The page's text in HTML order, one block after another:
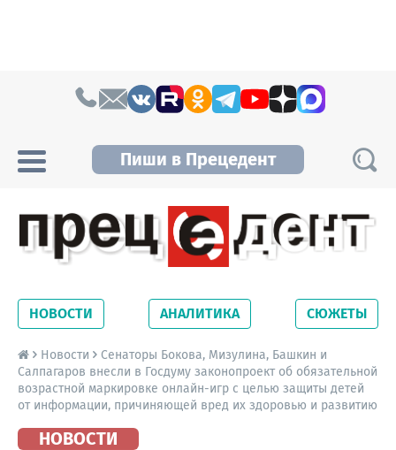
Пиши в Прецедент
Новосибирской области. Читайте свежие
новости на сайте сетевого издания
Precedent.
НОВОСТИ АНАЛИТИКА СЮЖЕТЫ
Новости
Сенаторы Бокова, Мизулина, Башкин и
Салпагаров внесли в Госдуму законопроект об обязательной
возрастной маркировке онлайн-игр с целью защиты детей
от информации, причиняющей вред их здоровью и развитию
НОВОСТИ